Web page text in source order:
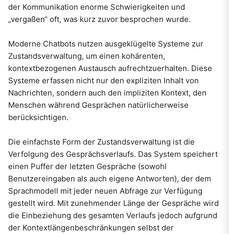
der Kommunikation enorme Schwierigkeiten und
„vergaßen“ oft, was kurz zuvor besprochen wurde.
Moderne Chatbots nutzen ausgeklügelte Systeme zur
Zustandsverwaltung, um einen kohärenten,
kontextbezogenen Austausch aufrechtzuerhalten. Diese
Systeme erfassen nicht nur den expliziten Inhalt von
Nachrichten, sondern auch den impliziten Kontext, den
Menschen während Gesprächen natürlicherweise
berücksichtigen.
Die einfachste Form der Zustandsverwaltung ist die
Verfolgung des Gesprächsverlaufs. Das System speichert
einen Puffer der letzten Gespräche (sowohl
Benutzereingaben als auch eigene Antworten), der dem
Sprachmodell mit jeder neuen Abfrage zur Verfügung
gestellt wird. Mit zunehmender Länge der Gespräche wird
die Einbeziehung des gesamten Verlaufs jedoch aufgrund
der Kontextlängenbeschränkungen selbst der